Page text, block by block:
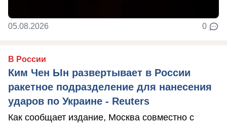
05.08.2026 0
В России
Ким Чен Ын развертывает в России
ракетное подразделение для нанесения
ударов по Украине - Reuters
Как сообщает издание, Москва совместно с